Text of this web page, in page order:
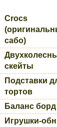
Crocs
сабо)
скейты
Подставки
тортов
Баланс борд
Игрушки-